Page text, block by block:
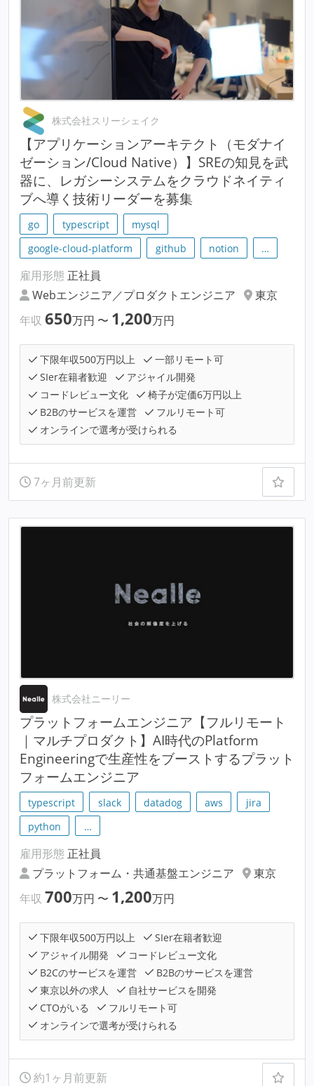
株式会社スリーシェイク
【アプリケーションアーキテクト（モダナイ
ゼーション/Cloud Native）】SREの知見を武
器に、レガシーシステムをクラウドネイティ
ブへ導く技術リーダーを募集
go typescript
mysql
google-cloud-platform
github notion …
雇用形態 正社員
Webエンジニア／プロダクトエンジニア
東京
年収 650万円 〜 1,200万円
下限年収500万円以上
一部リモート可
SIer在籍者歓迎
アジャイル開発
コードレビュー文化
椅子が定価6万円以上
B2Bのサービスを運営
フルリモート可
オンラインで選考が受けられる
7ヶ月前更新
株式会社ニーリー
プラットフォームエンジニア【フルリモート
｜マルチプロダクト】AI時代のPlatform
Engineeringで生産性をブーストするプラット
フォームエンジニア
typescript slack datadog aws
jira
python
…
雇用形態 正社員
プラットフォーム・共通基盤エンジニア
東京
年収 700万円 〜 1,200万円
下限年収500万円以上
SIer在籍者歓迎
アジャイル開発
コードレビュー文化
B2Cのサービスを運営
B2Bのサービスを運営
東京以外の求人
自社サービスを開発
CTOがいる
フルリモート可
オンラインで選考が受けられる
約1ヶ月前更新